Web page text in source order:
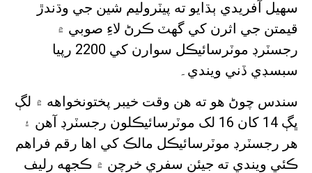
سهيل آفريدي ٻڌايو ته پيٽروليم شين جي وڌندڙ
قيمتن جي اثرن کي گهٽ ڪرڻ لاءِ صوبي ۾
رجسٽرڊ موٽرسائيڪل سوارن کي 2200 رپيا
سبسڊي ڏني ويندي۔
سندس چوڻ هو ته هن وقت خيبر پختونخواهه ۾ لڳ
ڀڳ 14 کان 16 لک موٽرسائيڪلون رجسٽرڊ آهن ۽
هر رجسٽرڊ موٽرسائيڪل مالڪ کي اها رقم فراهم
ڪئي ويندي ته جيئن سفري خرچن ۾ ڪجهه رليف